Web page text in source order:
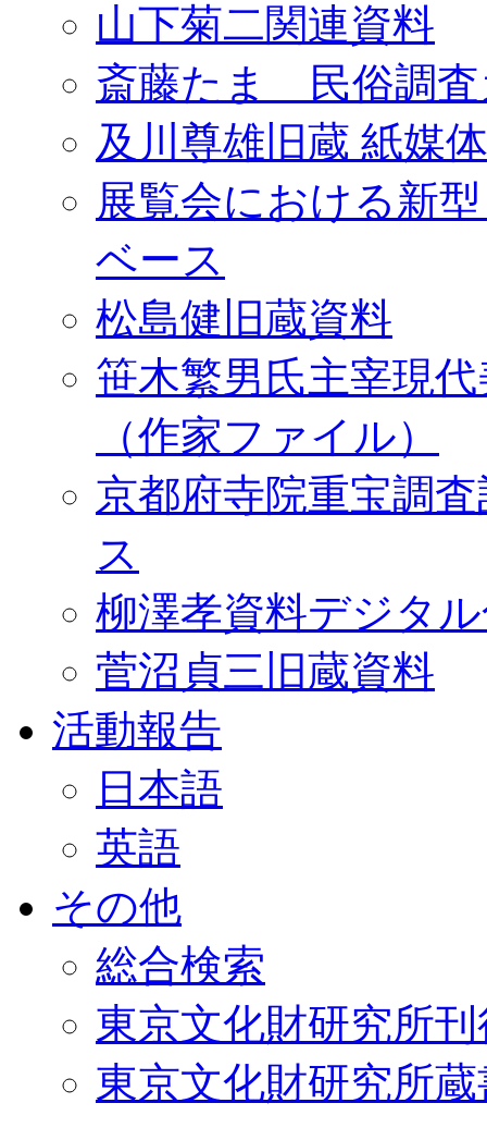
山下菊二関連資料
斎藤たま 民俗調査
及川尊雄旧蔵 紙媒
展覧会における新
ベース
松島健旧蔵資料
笹木繁男氏主宰現
（作家ファイル）
京都府寺院重宝調
ス
柳澤孝資料デジタ
菅沼貞三旧蔵資料
活動報告
日本語
英語
その他
総合検索
東京文化財研究所
東京文化財研究所